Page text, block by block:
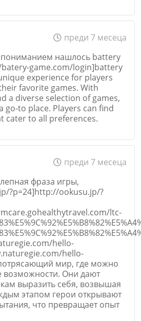
Откажи
Откажи
преди 7 месеца
пониманием нашлось battery
game.com/login]battery
experience for players
favorite games. With
a diverse selection of games,
go-to place. Players can find
cater to all preferences.
преди 7 месеца
фраза игры,
?p=24]http://ookusu.jp/?
ltc-
hello-
hello-
мир, где можно
возможности. Они дают
выразить себя, возвышая
этапом герои открывают
что превращает опыт